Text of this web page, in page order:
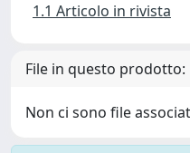
1.1 Articolo in rivista
File in questo prodotto:
Non ci sono file